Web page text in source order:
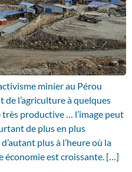
minier au Pérou
de l’agriculture à quelques
très productive … l’image peut
de plus en plus
plus à l’heure où la
économie est croissante. […]